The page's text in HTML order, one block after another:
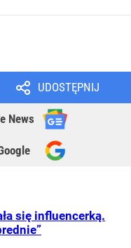
UDOSTĘPNIJ
News
się influencerką.